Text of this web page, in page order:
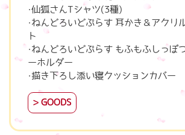
・仙狐さんTシャツ(3種)
・ねんどろいどぷらす 耳かき＆アクリ
ト
・ねんどろいどぷらす もふもふしっぽ
ーホルダー
GOODS